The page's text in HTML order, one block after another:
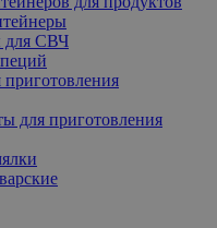
для СВЧ
для приготовления